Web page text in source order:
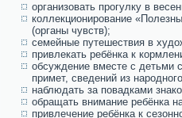
организовать прогулку в
коллекционирование
(органы чувств);
семейные путешествия в
привлекать ребёнка к
обсуждение вместе с детьми
примет, сведений из
наблюдать за повадками
обращать внимание ребёнка
привлечение ребёнка к